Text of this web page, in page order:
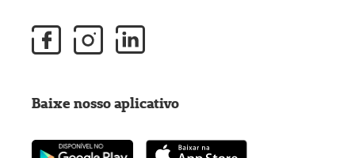
Baixe nosso aplicativo